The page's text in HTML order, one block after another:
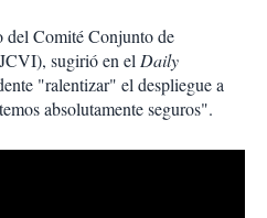
del Comité Conjunto de
sugirió en el Daily
"ralentizar" el despliegue a
absolutamente seguros".